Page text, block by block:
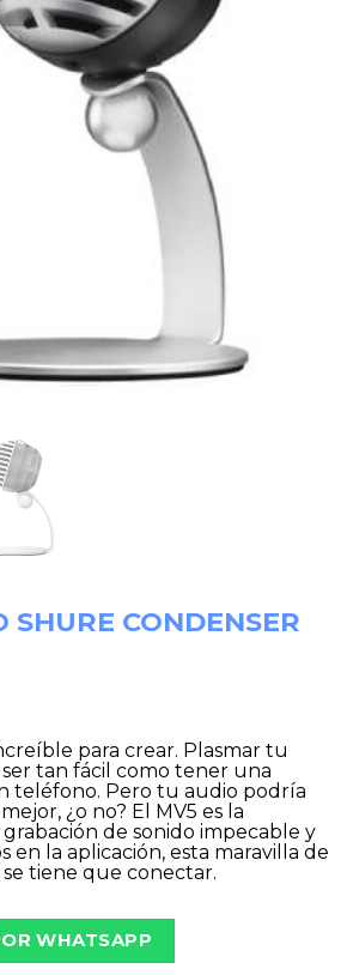
SHURE CONDENSER
para crear. Plasmar tu
tan fácil como tener una
teléfono. Pero tu audio podría
¿o no? El MV5 es la
de sonido impecable y
en la aplicación, esta maravilla de
se tiene que conectar.
WHATSAPP